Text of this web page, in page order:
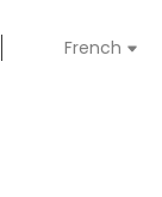
French